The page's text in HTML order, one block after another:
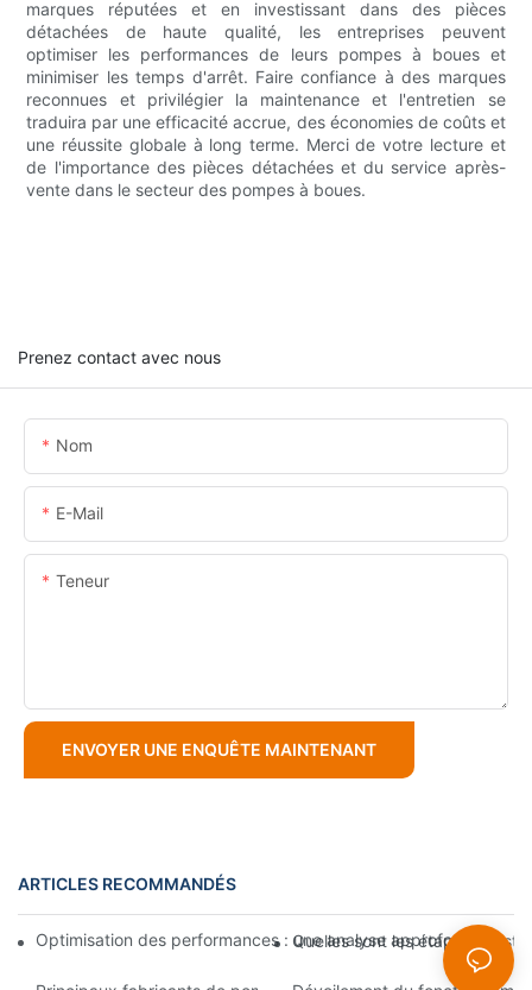
marques réputées et en investissant dans des pièces
détachées de haute qualité, les entreprises peuvent
optimiser les performances de leurs pompes à boues et
minimiser les temps d'arrêt. Faire confiance à des marques
reconnues et privilégier la maintenance et l'entretien se
traduira par une efficacité accrue, des économies de coûts et
une réussite globale à long terme. Merci de votre lecture et
de l'importance des pièces détachées et du service après-
vente dans le secteur des pompes à boues.
Prenez contact avec nous
Nom
E-Mail
Teneur
ENVOYER UNE ENQUÊTE MAINTENANT
ARTICLES RECOMMANDÉS
Optimisation des performances : une analyse approfondie de
Quelles sont les étapes